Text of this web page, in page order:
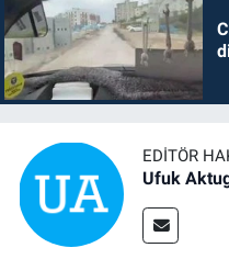
EDITÖR
Ufuk